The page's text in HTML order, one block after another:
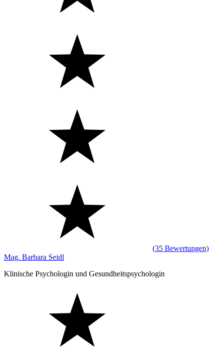
(35 Bewertungen)
Mag. Barbara Seidl
Klinische Psychologin und Gesundheitspsychologin